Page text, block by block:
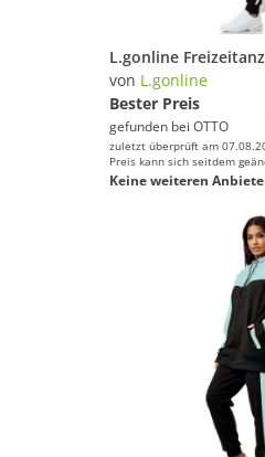
von L.gonline
Bester Preis
gefunden bei OTTO
zuletzt überprüft am
Preis kann sich seitdem
Keine weiteren